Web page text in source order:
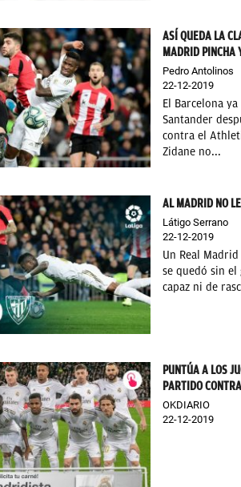
ASÍ QUEDA LA
MADRID PINCHA
Pedro Antolinos
22-12-2019
El Barcelona
Santander
contra el
Zidane no...
AL MADRID NO
Látigo Serrano
22-12-2019
Un Real
se quedó sin
capaz ni de
PUNTÚA A LOS
PARTIDO
OKDIARIO
22-12-2019